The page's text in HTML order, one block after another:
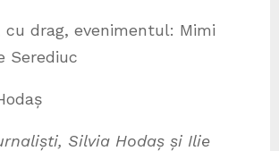
cu drag, evenimentul: Mimi
Serediuc
Silvia Hodaș și Ilie